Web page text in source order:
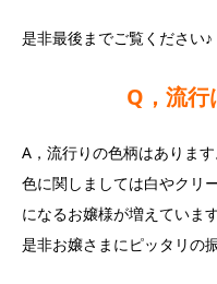
是非最後までご覧ください♪
Q，流行
A，流行りの色柄はありま
色に関しましては白やクリ
になるお嬢様が増えています
是非お嬢さまにピッタリの